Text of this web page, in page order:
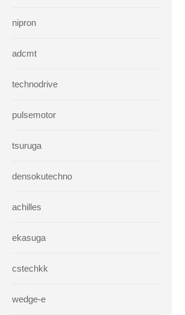
nipron
adcmt
technodrive
pulsemotor
tsuruga
densokutechno
achilles
ekasuga
cstechkk
wedge-e